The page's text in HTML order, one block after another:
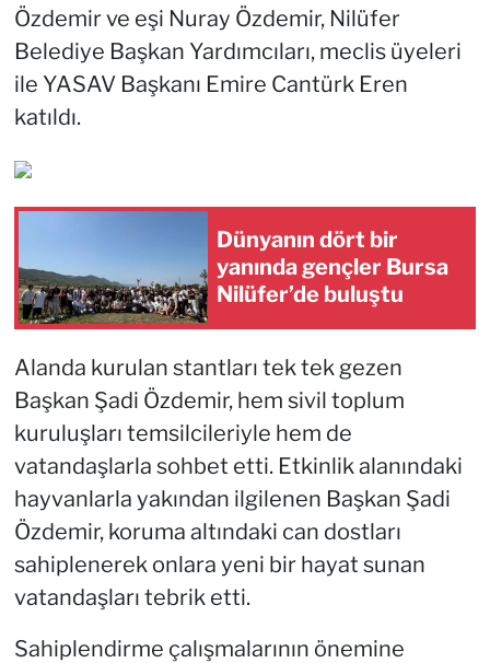
Özdemir ve eşi Nuray Özdemir, Nilüfer
Belediye Başkan Yardımcıları, meclis üyeleri
ile YASAV Başkanı Emire Cantürk Eren
katıldı.
Dünyanın dört bir
yanında gençler Bursa
Nilüfer’de buluştu
Alanda kurulan stantları tek tek gezen
Başkan Şadi Özdemir, hem sivil toplum
kuruluşları temsilcileriyle hem de
vatandaşlarla sohbet etti. Etkinlik alanındaki
hayvanlarla yakından ilgilenen Başkan Şadi
Özdemir, koruma altındaki can dostları
sahiplenerek onlara yeni bir hayat sunan
vatandaşları tebrik etti.
Sahiplendirme çalışmalarının önemine